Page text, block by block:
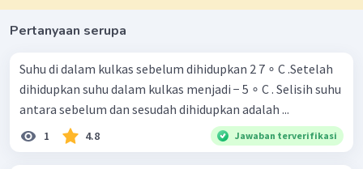
Pertanyaan serupa
Suhu di dalam kulkas sebelum dihidupkan 2 7 ∘ C .Setelah
dihidupkan suhu dalam kulkas menjadi − 5 ∘ C . Selisih suhu
antara sebelum dan sesudah dihidupkan adalah ...
1 4.8 Jawaban terverifikasi